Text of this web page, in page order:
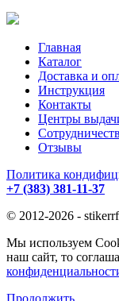
Главная
Каталог
Доставка и
Инструкция
Контакты
Центры
Отзывы
Политика
+7 (383) 381-11-37
© 2012-2026 -
Мы используем
наш сайт, то